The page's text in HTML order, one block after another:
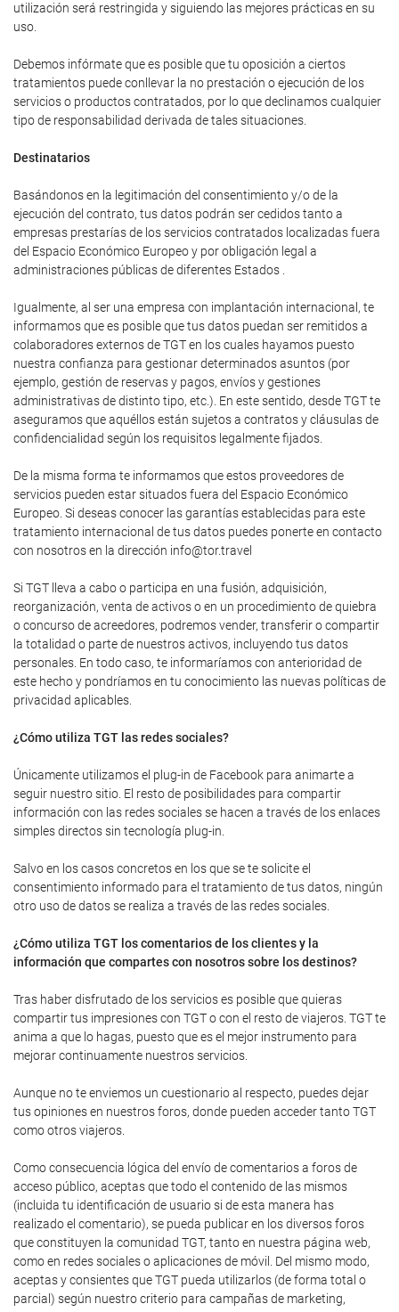
utilización será restringida y siguiendo las mejores prácticas en su
uso.
Debemos infórmate que es posible que tu oposición a ciertos
tratamientos puede conllevar la no prestación o ejecución de los
servicios o productos contratados, por lo que declinamos cualquier
tipo de responsabilidad derivada de tales situaciones.
Destinatarios
Basándonos en la legitimación del consentimiento y/o de la
ejecución del contrato, tus datos podrán ser cedidos tanto a
empresas prestarías de los servicios contratados localizadas fuera
del Espacio Económico Europeo y por obligación legal a
administraciones públicas de diferentes Estados .
Igualmente, al ser una empresa con implantación internacional, te
informamos que es posible que tus datos puedan ser remitidos a
colaboradores externos de TGT en los cuales hayamos puesto
nuestra confianza para gestionar determinados asuntos (por
ejemplo, gestión de reservas y pagos, envíos y gestiones
administrativas de distinto tipo, etc.). En este sentido, desde TGT te
aseguramos que aquéllos están sujetos a contratos y cláusulas de
confidencialidad según los requisitos legalmente fijados.
De la misma forma te informamos que estos proveedores de
servicios pueden estar situados fuera del Espacio Económico
Europeo. Si deseas conocer las garantías establecidas para este
tratamiento internacional de tus datos puedes ponerte en contacto
con nosotros en la dirección info@tor.travel
Si TGT lleva a cabo o participa en una fusión, adquisición,
reorganización, venta de activos o en un procedimiento de quiebra
o concurso de acreedores, podremos vender, transferir o compartir
la totalidad o parte de nuestros activos, incluyendo tus datos
personales. En todo caso, te informaríamos con anterioridad de
este hecho y pondríamos en tu conocimiento las nuevas políticas de
privacidad aplicables.
¿Cómo utiliza TGT las redes sociales?
Únicamente utilizamos el plug-in de Facebook para animarte a
seguir nuestro sitio. El resto de posibilidades para compartir
información con las redes sociales se hacen a través de los enlaces
simples directos sin tecnología plug-in.
Salvo en los casos concretos en los que se te solicite el
consentimiento informado para el tratamiento de tus datos, ningún
otro uso de datos se realiza a través de las redes sociales.
¿Cómo utiliza TGT los comentarios de los clientes y la
información que compartes con nosotros sobre los destinos?
Tras haber disfrutado de los servicios es posible que quieras
compartir tus impresiones con TGT o con el resto de viajeros. TGT te
anima a que lo hagas, puesto que es el mejor instrumento para
mejorar continuamente nuestros servicios.
Aunque no te enviemos un cuestionario al respecto, puedes dejar
tus opiniones en nuestros foros, donde pueden acceder tanto TGT
como otros viajeros.
Como consecuencia lógica del envío de comentarios a foros de
acceso público, aceptas que todo el contenido de las mismos
(incluida tu identificación de usuario si de esta manera has
realizado el comentario), se pueda publicar en los diversos foros
que constituyen la comunidad TGT, tanto en nuestra página web,
como en redes sociales o aplicaciones de móvil. Del mismo modo,
aceptas y consientes que TGT pueda utilizarlos (de forma total o
parcial) según nuestro criterio para campañas de marketing,